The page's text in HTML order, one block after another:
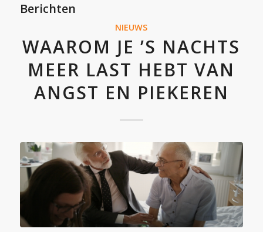
Berichten
NIEUWS
WAAROM JE ’S NACHTS
MEER LAST HEBT VAN
ANGST EN PIEKEREN